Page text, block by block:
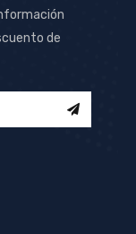
de